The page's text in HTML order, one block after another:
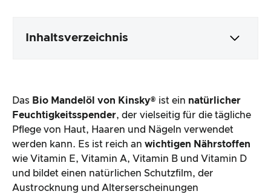
Inhaltsverzeichnis
Produktverarbeitung & Erscheinungsbild
Der Praxistest
Preis-/ Leistungsverhältnis
Das Bio Mandelöl von Kinsky® ist ein natürlicher
Feuchtigkeitsspender, der vielseitig für die tägliche
Pflege von Haut, Haaren und Nägeln verwendet
werden kann. Es ist reich an wichtigen Nährstoffen
wie Vitamin E, Vitamin A, Vitamin B und Vitamin D
und bildet einen natürlichen Schutzfilm, der
Austrocknung und Alterserscheinungen